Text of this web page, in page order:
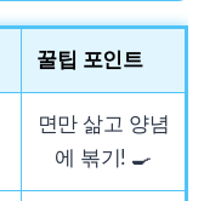
꿀팁 포인트
면만 삶고 양념
에 볶기! 🍳